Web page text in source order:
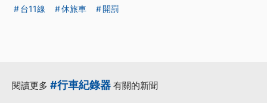
台11線
休旅車 開罰
閱讀更多 #行車紀錄器 有關的新聞